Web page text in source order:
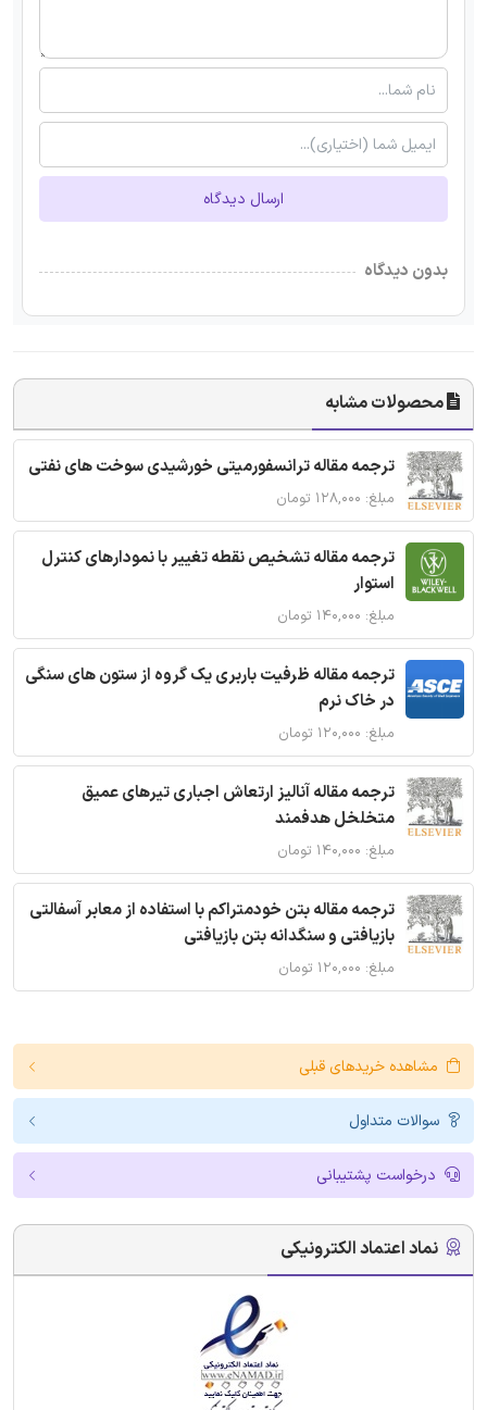
ارسال دیدگاه
بدون دیدگاه
محصولات مشابه
ترجمه مقاله ترانسفورمیتی خورشیدی سوخت های نفتی
مبلغ: ۱۲۸,۰۰۰ تومان
ترجمه مقاله تشخیص نقطه تغییر با نمودارهای کنترل
استوار
مبلغ: ۱۴۰,۰۰۰ تومان
ترجمه مقاله ظرفیت باربری یک گروه از ستون های سنگی
در خاک نرم
مبلغ: ۱۲۰,۰۰۰ تومان
ترجمه مقاله آنالیز ارتعاش اجباری تیرهای عمیق
متخلخل هدفمند
مبلغ: ۱۴۰,۰۰۰ تومان
ترجمه مقاله بتن خودمتراکم با استفاده از معابر آسفالتی
بازیافتی و سنگدانه بتن بازیافتی
مبلغ: ۱۲۰,۰۰۰ تومان
مشاهده خریدهای قبلی
سوالات متداول
درخواست پشتیبانی
نماد اعتماد الکترونیکی